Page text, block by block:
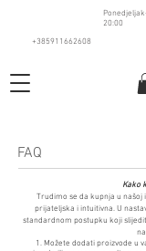
+385911662608
20:00
FAQ
​Kako
Trudimo se da kupnja u
prijateljska i intuitivna. U
standardnom postupku koji
1. Možete dodati proizvode u